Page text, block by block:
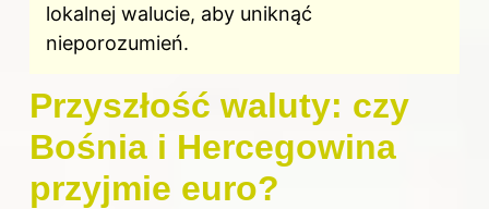
lokalnej walucie, aby uniknąć
nieporozumień.
Przyszłość waluty: czy
Bośnia i Hercegowina
przyjmie euro?